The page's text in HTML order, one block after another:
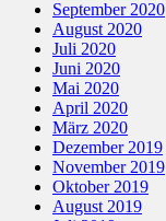
September 2020
August 2020
Juli 2020
Juni 2020
Mai 2020
April 2020
März 2020
Dezember 2019
November 2019
Oktober 2019
August 2019